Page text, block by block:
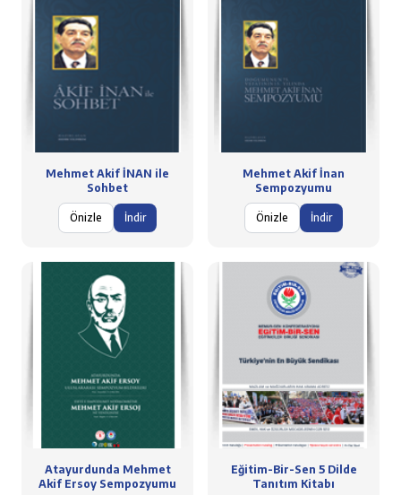
Mehmet Akif İNAN ile
Sohbet
Önizle İndir
Mehmet Akif İnan
Sempozyumu
Önizle İndir
Atayurdunda Mehmet
Akif Ersoy Sempozyumu
Eğitim-Bir-Sen 5 Dilde
Tanıtım Kitabı